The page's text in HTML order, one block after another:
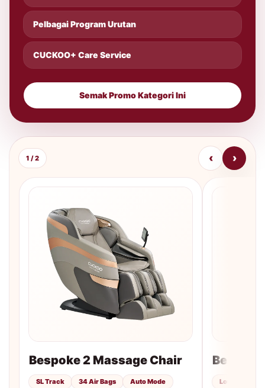
Pelbagai Program Urutan
CUCKOO+ Care Service
Semak Promo Kategori Ini
1 / 2 ‹ ›
Bespoke 2 Massage Chair
SL Track 34 Air Bags Auto Mode Lounger